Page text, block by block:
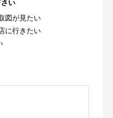
い
図が見たい
に行きたい